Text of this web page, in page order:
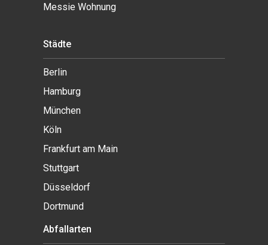
Messie Wohnung
Städte
Berlin
Hamburg
München
Köln
Frankfurt am Main
Stuttgart
Düsseldorf
Dortmund
Abfallarten